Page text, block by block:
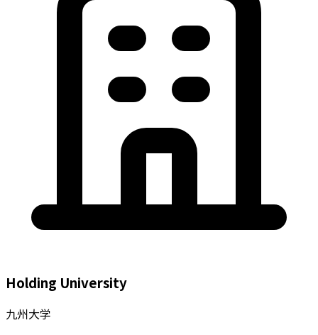
Holding University
九州大学